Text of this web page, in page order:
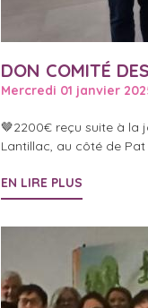
DON COMITÉ
Mercredi 01 janvier
🤎2200€ reçu suite à la
Lantillac, au côté de Pat
EN LIRE PLUS